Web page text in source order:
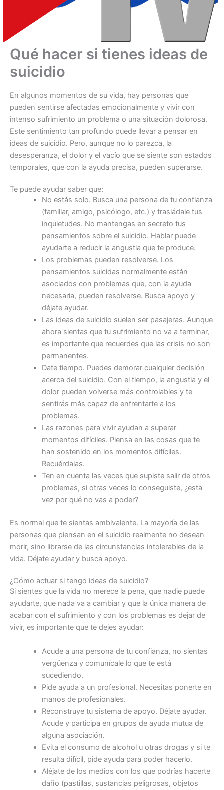
Qué hacer si tienes ideas de
suicidio
En algunos momentos de su vida, hay personas que
pueden sentirse afectadas emocionalmente y vivir con
intenso sufrimiento un problema o una situación dolorosa.
Este sentimiento tan profundo puede llevar a pensar en
ideas de suicidio. Pero, aunque no lo parezca, la
desesperanza, el dolor y el vacío que se siente son estados
temporales, que con la ayuda precisa, pueden superarse.
Te puede ayudar saber que:
No estás solo. Busca una persona de tu confianza
(familiar, amigo, psicólogo, etc.) y trasládale tus
inquietudes. No mantengas en secreto tus
pensamientos sobre el suicidio. Hablar puede
ayudarte a reducir la angustia que te produce.
Los problemas pueden resolverse. Los
pensamientos suicidas normalmente están
asociados con problemas que, con la ayuda
necesaria, pueden resolverse. Busca apoyo y
déjate ayudar.
Las ideas de suicidio suelen ser pasajeras. Aunque
ahora sientas que tu sufrimiento no va a terminar,
es importante que recuerdes que las crisis no son
permanentes.
Date tiempo. Puedes demorar cualquier decisión
acerca del suicidio. Con el tiempo, la angustia y el
dolor pueden volverse más controlables y te
sentirás más capaz de enfrentarte a los
problemas.
Las razones para vivir ayudan a superar
momentos difíciles. Piensa en las cosas que te
han sostenido en los momentos difíciles.
Recuérdalas.
Ten en cuenta las veces que supiste salir de otros
problemas, si otras veces lo conseguiste, ¿esta
vez por qué no vas a poder?
Es normal que te sientas ambivalente. La mayoría de las
personas que piensan en el suicidio realmente no desean
morir, sino librarse de las circunstancias intolerables de la
vida. Déjate ayudar y busca apoyo.
¿Cómo actuar si tengo ideas de suicidio?
Si sientes que la vida no merece la pena, que nadie puede
ayudarte, que nada va a cambiar y que la única manera de
acabar con el sufrimiento y con los problemas es dejar de
vivir, es importante que te dejes ayudar:
Acude a una persona de tu confianza, no sientas
vergüenza y comunícale lo que te está
sucediendo.
Pide ayuda a un profesional. Necesitas ponerte en
manos de profesionales.
Reconstruye tu sistema de apoyo. Déjate ayudar.
Acude y participa en grupos de ayuda mutua de
alguna asociación.
Evita el consumo de alcohol u otras drogas y si te
resulta difícil, pide ayuda para poder hacerlo.
Aléjate de los medios con los que podrías hacerte
daño (pastillas, sustancias peligrosas, objetos